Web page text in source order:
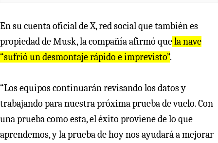
En su cuenta oficial de X, red social que también es
propiedad de Musk, la compañía afirmó quela nave
“sufrió un desmontaje rápido e imprevisto”.
“Los equipos continuarán revisando los datos y
trabajando para nuestra próxima prueba de vuelo. Con
una prueba como esta, el éxito proviene de lo que
aprendemos, y la prueba de hoy nos ayudará a mejorar